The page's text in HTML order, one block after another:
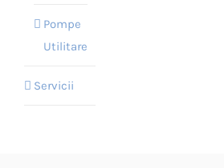
Pompe
Utilitare
Servicii